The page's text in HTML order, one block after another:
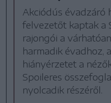
Akciódús évadzáró
felvezetőt kaptak a
rajongói a
harmadik évadhoz,
hiányérzetet a
Spoileres
nyolcadik részéről.